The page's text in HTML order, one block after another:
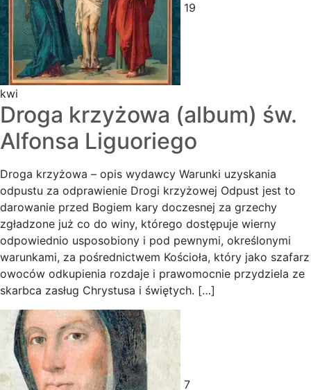
19
kwi
Droga krzyżowa (album) św.
Alfonsa Liguoriego
Droga krzyżowa – opis wydawcy Warunki uzyskania
odpustu za odprawienie Drogi krzyżowej Odpust jest to
darowanie przed Bogiem kary doczesnej za grzechy
zgładzone już co do winy, którego dostępuje wierny
odpowiednio usposobiony i pod pewnymi, określonymi
warunkami, za pośrednictwem Kościoła, który jako szafarz
owoców odkupienia rozdaje i prawomocnie przydziela ze
skarbca zasług Chrystusa i świętych. […]
7